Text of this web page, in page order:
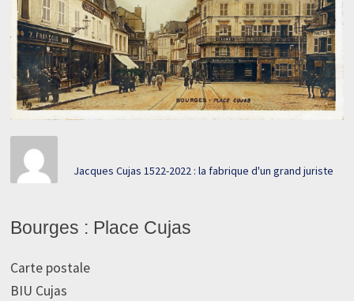
Jacques Cujas 1522-2022 : la fabrique d'un grand juriste
Bourges : Place Cujas
Carte postale
BIU Cujas